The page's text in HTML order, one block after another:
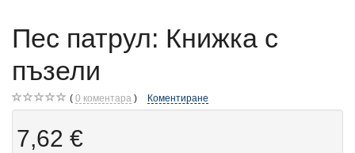
Пес патрул: Книжка с
пъзели
0 коментара Коментиране
7,62 €